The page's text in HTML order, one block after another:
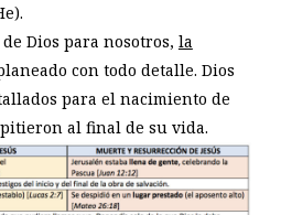
Dios para nosotros, la
con todo detalle. Dios
para el nacimiento de
al final de su vida.